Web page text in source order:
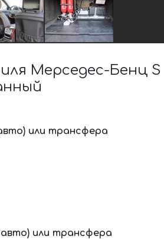
Мерседес-Бенц S
или трансфера
или трансфера